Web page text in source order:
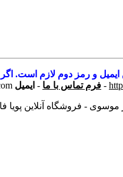
ایمیل و رمز دوم لازم است. اگر
- فرم تماس با ما - ایمیل
- فروشگاه آنلاین پویا